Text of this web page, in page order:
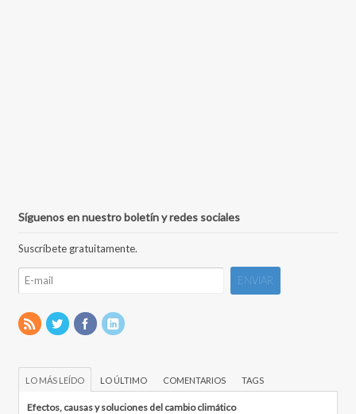
Síguenos en nuestro boletín y redes sociales
Suscríbete gratuitamente.
LO MÁS LEÍDO LO ÚLTIMO COMENTARIOS TAGS
Efectos, causas y soluciones del cambio climático